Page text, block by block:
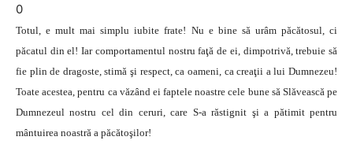
0
Totul, e mult mai simplu iubite frate! Nu e bine să urâm păcătosul, ci
păcatul din el! Iar comportamentul nostru faţă de ei, dimpotrivă, trebuie să
fie plin de dragoste, stimă şi respect, ca oameni, ca creaţii a lui Dumnezeu!
Toate acestea, pentru ca văzând ei faptele noastre cele bune să Slăvească pe
Dumnezeul nostru cel din ceruri, care S-a răstignit şi a pătimit pentru
mântuirea noastră a păcătoşilor!